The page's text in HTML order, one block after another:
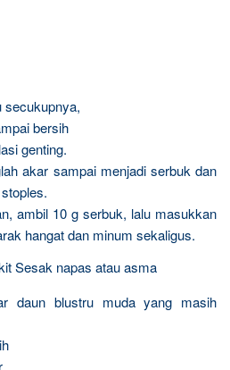
secukupnya,
bersih
genting.
akar sampai menjadi serbuk dan
ambil 10 g serbuk, lalu masukkan
hangat dan minum sekaligus.
Sesak napas atau asma
daun blustru muda yang masih